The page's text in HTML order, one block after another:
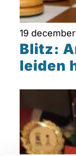
19
Blitz:
leiden